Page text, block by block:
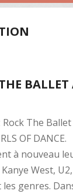
The
OF DANCE.
à nouveau
West,
genres.